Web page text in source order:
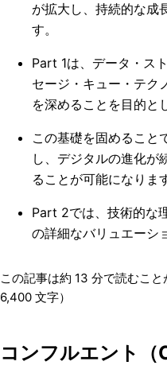
が拡大し、持続的な成
す。
Part 1は、データ・ス
セージ・キュー・テク
を深めることを目的と
この基礎を固めること
し、デジタルの進化が
ることが可能になりま
Part 2では、技術的な
の詳細なバリュエーシ
この記事は約 13 分で読むこと
6,400 文字）
コンフルエント（